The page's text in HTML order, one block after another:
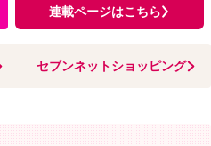
連載ページはこちら
セブンネットショッピング